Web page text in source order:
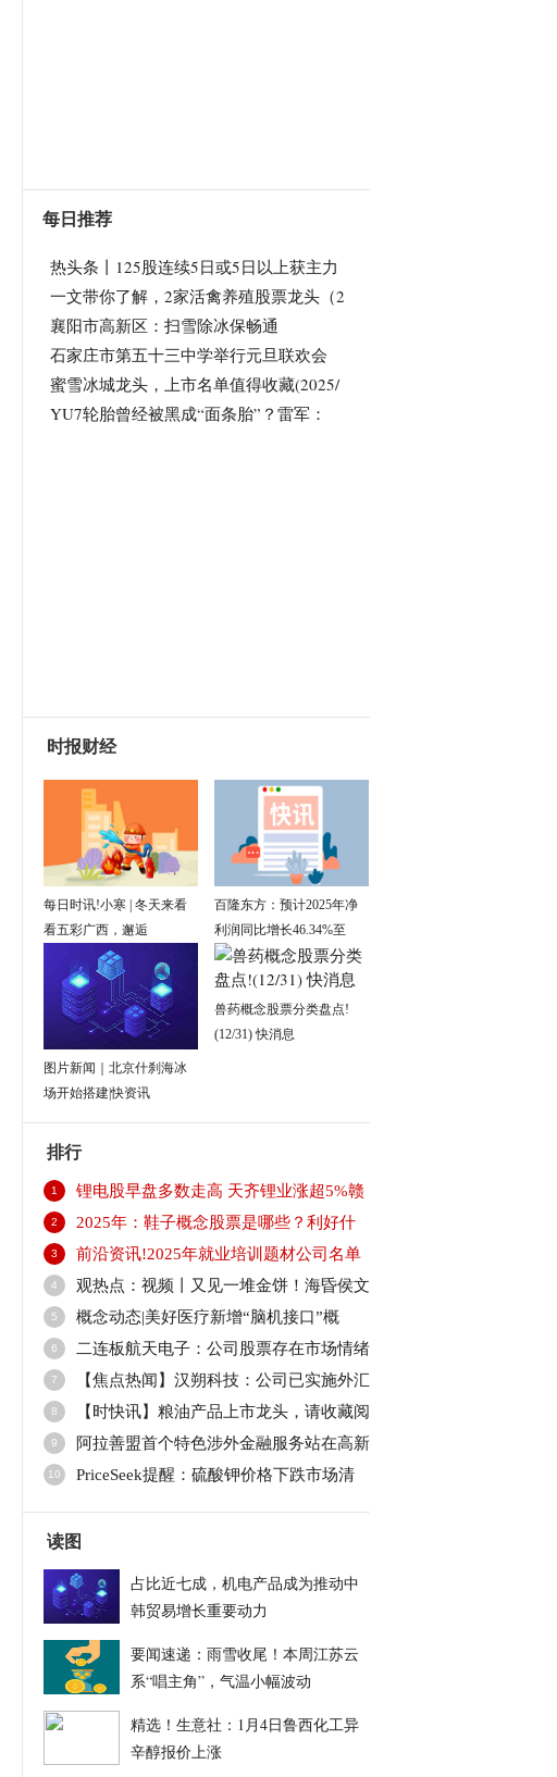
每日推荐
热头条丨125股连续5日或5日以上获主力
一文带你了解，2家活禽养殖股票龙头（2
襄阳市高新区：扫雪除冰保畅通
石家庄市第五十三中学举行元旦联欢会
蜜雪冰城龙头，上市名单值得收藏(2025/
YU7轮胎曾经被黑成“面条胎”？雷军：
时报财经
每日时讯!小寒 | 冬天来看
看五彩广西，邂逅
百隆东方：预计2025年净
利润同比增长46.34%至
图片新闻｜北京什刹海冰
场开始搭建|快资讯
兽药概念股票分类盘点!
(12/31) 快消息
排行
1 锂电股早盘多数走高 天齐锂业涨超5%赣
2
2025年：鞋子概念股票是哪些？利好什
么
3 前沿资讯!2025年就业培训题材公司名单
4 观热点：视频丨又见一堆金饼！海昏侯文
5 概念动态|美好医疗新增“脑机接口”概
6 二连板航天电子：公司股票存在市场情绪
7 【焦点热闻】汉朔科技：公司已实施外汇
8 【时快讯】粮油产品上市龙头，请收藏阅
9 阿拉善盟首个特色涉外金融服务站在高新
10
PriceSeek提醒：硫酸钾价格下跌市场清
读图
占比近七成，机电产品成为推动中
韩贸易增长重要动力
要闻速递：雨雪收尾！本周江苏云
系“唱主角”，气温小幅波动
精选！生意社：1月4日鲁西化工异
辛醇报价上涨